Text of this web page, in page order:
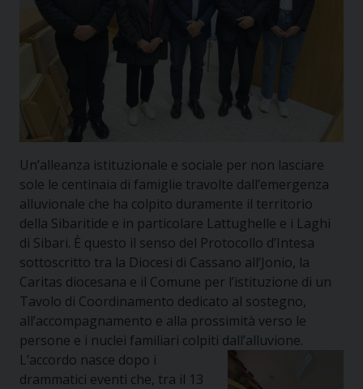
Un’alleanza istituzionale e sociale per non lasciare
sole le centinaia di famiglie travolte dall’emergenza
alluvionale che ha colpito duramente il territorio
della Sibaritide e in particolare Lattughelle e i Laghi
di Sibari. È questo il senso del Protocollo d’Intesa
sottoscritto tra la Diocesi di Cassano all’Jonio, la
Caritas diocesana e il Comune per l’istituzione di un
Tavolo di Coordinamento dedicato al sostegno,
all’accompagnamento e alla prossimità verso le
persone e i nuclei familiari colpiti dall’alluvione.
L’accordo nasce dopo i
drammatici eventi che, tra il 13